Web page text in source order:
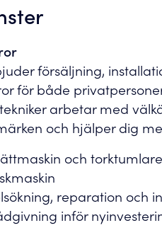
försäljning,
för både
arbetar med
och hjälper dig
och torktumlare
reparation och
inför